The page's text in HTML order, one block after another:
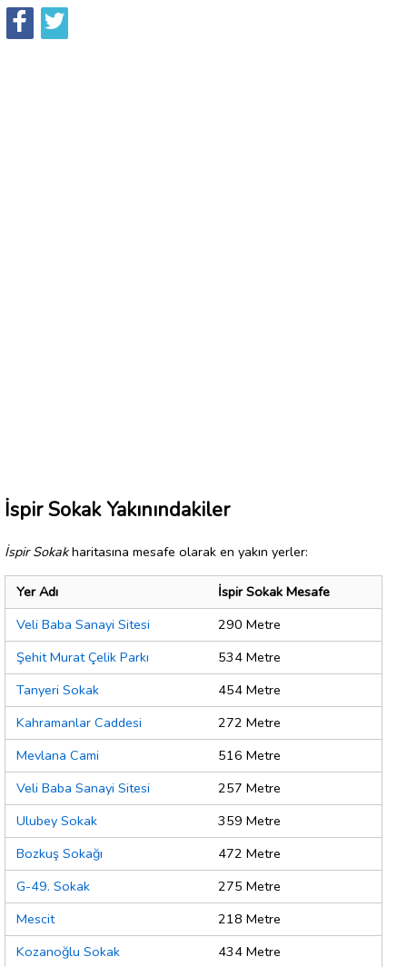
İspir Sokak Yakınındakiler
İspir Sokakharitasına mesafe olarak en yakın yerler:
Yer Adı
İspir Sokak Mesafe
Veli Baba Sanayi Sitesi
290 Metre
Şehit Murat Çelik Parkı
534 Metre
Tanyeri Sokak
454 Metre
Kahramanlar Caddesi
272 Metre
Mevlana Cami
516 Metre
Veli Baba Sanayi Sitesi
257 Metre
Ulubey Sokak
359 Metre
Bozkuş Sokağı
472 Metre
G-49. Sokak
275 Metre
Mescit
218 Metre
Kozanoğlu Sokak
434 Metre